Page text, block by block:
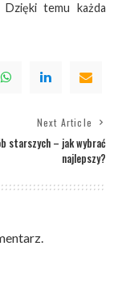
temu każda
Next Article
starszych – jak wybrać
najlepszy?